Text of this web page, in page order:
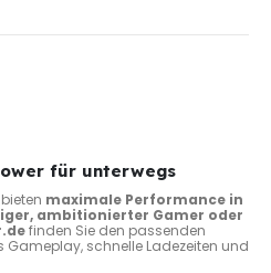
für unterwegs
bieten maximale Performance in
ambitionierter Gamer oder
finden Sie den passenden
Gameplay, schnelle Ladezeiten und